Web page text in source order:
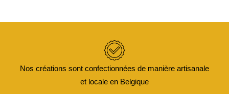
Nos créations sont confectionnées de manière artisanale
et locale en Belgique